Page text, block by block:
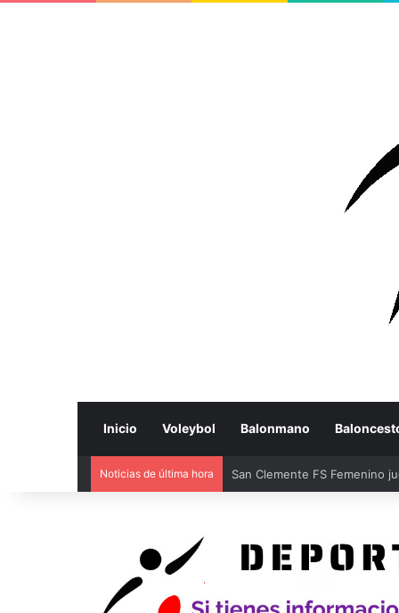
Inicio Voleybol Balonmano
Noticias de última hora San Clemente FS Femenino